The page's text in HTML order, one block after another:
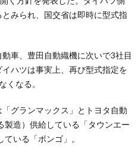
みられ、国交省は即時に型式指
車、豊田自動織機に次いで3社目
ハツは事実上、再び型式指定を
くなる。
グランマックス」とトヨタ自動
造）供給している「タウンエー
いる「ボンゴ」。